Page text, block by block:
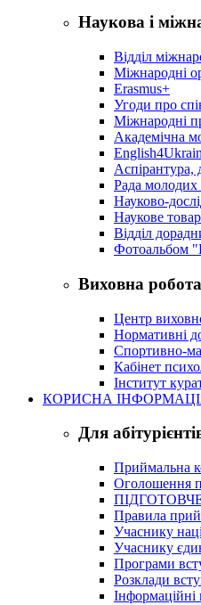
Наукова і
Відділ
Міжнародні
Erasmus+
Угоди про
Міжнародні
Академічна
Аспірантура,
Рада молодих
Науково-
Наукове
Відділ
Фотоальбом
Виховна робота
Центр
Нормативні
Спортивно-
Кабінет
Інститут
КОРИСНА
Для
Приймальна
Оголошення
Правила
Учаснику
Учаснику
Програми
Розклади
Інформаційні